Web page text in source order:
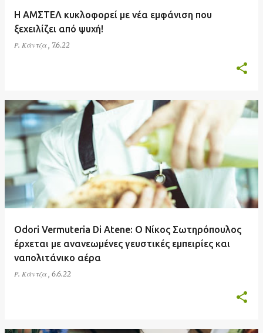
Η ΑΜΣΤΕΛ κυκλοφορεί με νέα εμφάνιση που
ξεχειλίζει από ψυχή!
Ρ. Κάντζα , 7.6.22
Odori Vermuteria Di Atene: O Νίκος Σωτηρόπουλος
έρχεται με ανανεωμένες γευστικές εμπειρίες και
ναπολιτάνικο αέρα
Ρ. Κάντζα , 6.6.22